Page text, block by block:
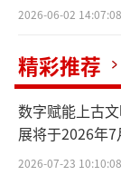
步推出，
的“一区一
内容，发挥
积极投身于
协力共筑中
2026-06-02 14:07:08
精彩推荐
数字赋能上古
展将于2026年
艺博会
2026-07-23 10:10:08